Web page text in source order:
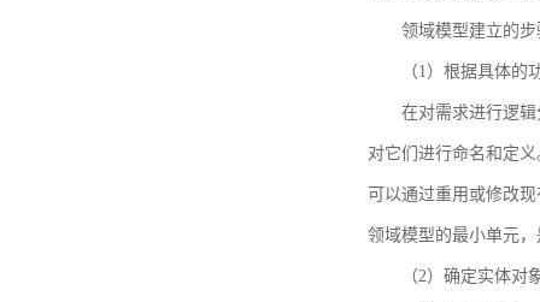
领域模型建立的
（1）根据具体
在对需求进行逻
对它们进行命名和定
可以通过重用或修改
领域模型的最小单元
（2）确定实体